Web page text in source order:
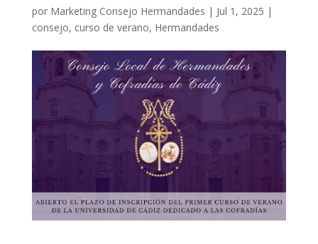
por Marketing Consejo Hermandades | Jul 1, 2025 |
consejo, curso de verano, Hermandades